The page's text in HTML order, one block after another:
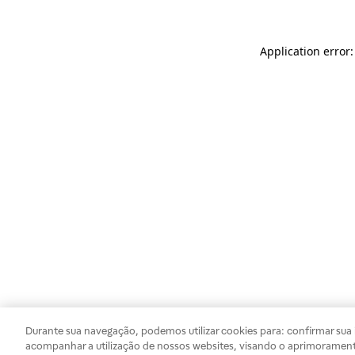
Application
Durante sua navegação, podemos utilizar cookies para: confirmar
acompanhar a utilização de nossos websites, visando o